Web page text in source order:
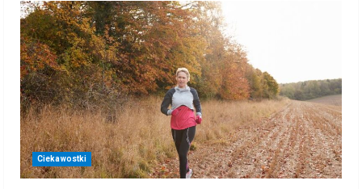
instalacje
technologiczne
w
przetwórstwie
rolno-
spożywczym
Ciekawostki